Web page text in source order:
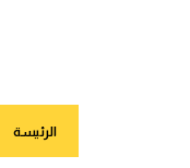
الرئيسة